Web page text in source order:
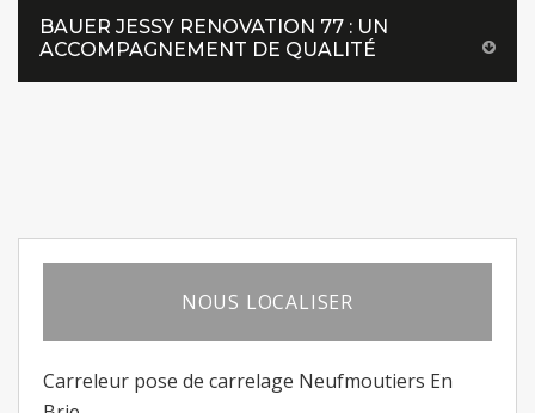
BAUER JESSY RENOVATION 77 : UN
ACCOMPAGNEMENT DE QUALITÉ
NOUS LOCALISER
Carreleur pose de carrelage Neufmoutiers En